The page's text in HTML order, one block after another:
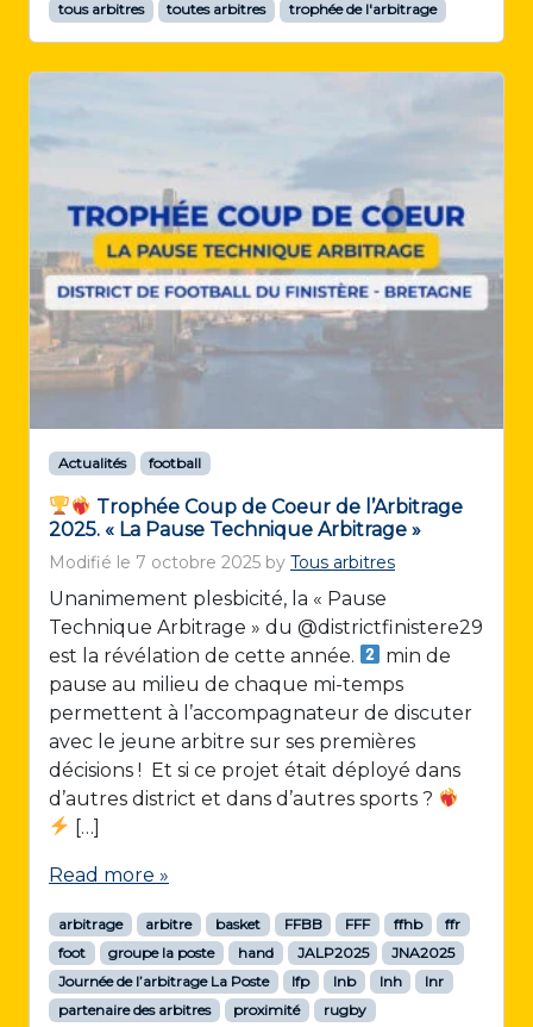
tous arbitres toutes arbitres trophée de l'arbitrage
Actualités football
Trophée Coup de Coeur de l’Arbitrage
2025. « La Pause Technique Arbitrage »
Modifié le 7 octobre 2025 by Tous arbitres
Unanimement plesbicité, la « Pause
Technique Arbitrage » du @districtfinistere29
est la révélation de cette année.
min de
pause au milieu de chaque mi-temps
permettent à l’accompagnateur de discuter
avec le jeune arbitre sur ses premières
décisions ! Et si ce projet était déployé dans
d’autres district et dans d’autres sports ?
[…]
Read more »
arbitrage arbitre basket FFBB FFF ffhb
ffr
foot
groupe la poste hand JALP2025
JNA2025
Journée de l’arbitrage La Poste
lfp lnb lnh
lnr
partenaire des arbitres
proximité
rugby